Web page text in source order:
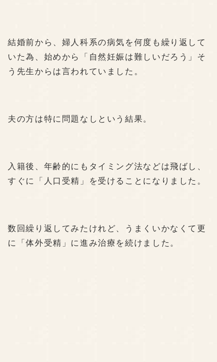
結婚前から、婦人科系の病気を何度も繰り返して
いた為、始めから「自然妊娠は難しいだろう」そ
う先生からは言われていました。
夫の方は特に問題なしという結果。
入籍後、年齢的にもタイミング法などは飛ばし、
すぐに「人口受精」を受けることになりました。
数回繰り返してみたけれど、うまくいかなくて更
に「体外受精」に進み治療を続けました。